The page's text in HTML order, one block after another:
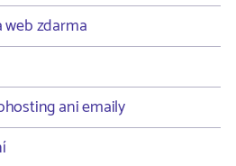
web zdarma
ani emaily